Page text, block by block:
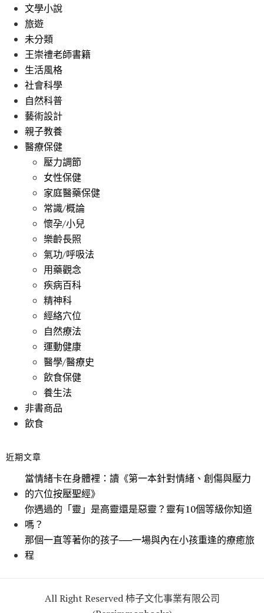
文學小說
旅遊
未分類
王崇禮老師書籍
生活風格
社會科學
自然科普
藝術設計
親子教養
醫療保健
壓力調節
女性保健
家庭醫藥保健
常識/概論
懷孕/小兒
樂齡長照
氣功/呼吸法
用藥觀念
疾病百科
精神科
經絡穴位
自然療法
運動健康
醫學/醫療史
飲食保健
養生法
非書商品
飲食
近期文章
當情緒卡在身體裡：讀《第一本針對情緒、創傷與壓力
的穴位按壓聖經》
你遇過的「靈」是高靈還是惡靈？靈有10個等級你知道
嗎？
那個一直等著你的孩子──一場與內在小孩重逢的療癒旅
程
All Right Reserved 柿子文化事業有限公司